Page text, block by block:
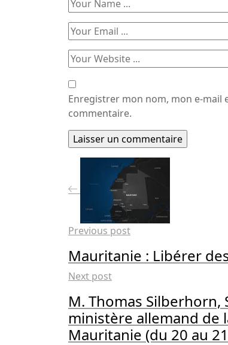
Enregistrer mon nom, mon e-mail
commentaire.
Previous post
Mauritanie : Libérer
Next post
M. Thomas Silberhorn,
ministère allemand de
Mauritanie (du 20 au